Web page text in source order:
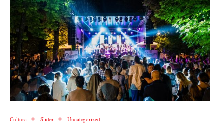
Cultura Slider Uncategorized